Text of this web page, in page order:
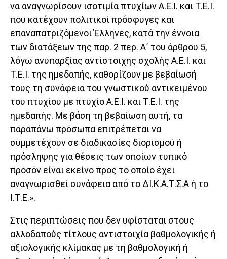
να αναγνωρίσουν ισοτιμία πτυχίων Α.Ε.Ι. και Τ.Ε.Ι.
που κατέχουν πολιτικοί πρόσφυγες και
επαναπατριζόμενοι Έλληνες, κατά την έννοια
των διατάξεων της παρ. 2 περ. Α΄ του άρθρου 5,
λόγω ανυπαρξίας αντίστοιχης σχολής Α.Ε.Ι. και
Τ.Ε.Ι. της ημεδαπής, καθορίζουν με βεβαίωσή
τους τη συνάφεια του γνωστικού αντικειμένου
του πτυχίου με πτυχίο Α.Ε.Ι. και Τ.Ε.Ι. της
ημεδαπής. Με βάση τη βεβαίωση αυτή, τα
παραπάνω πρόσωπα επιτρέπεται να
συμμετέχουν σε διαδικασίες διορισμού ή
πρόσληψης για θέσεις των οποίων τυπικό
προσόν είναι εκείνο προς το οποίο έχει
αναγνωρισθεί συνάφεια από το ΔΙ.Κ.Α.Τ.Σ.Α ή το
Ι.Τ.Ε.».
Στις περιπτώσεις που δεν υφίσταται στους
αλλοδαπούς τίτλους αντιστοιχία βαθμολογικής ή
αξιολογικής κλίμακας με τη βαθμολογική ή